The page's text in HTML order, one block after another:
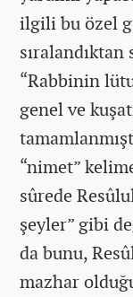
ilgili bu özel
“Rabbinin
genel ve
“nimet”
sûrede
şeyler” gibi
da bunu,
mazhar